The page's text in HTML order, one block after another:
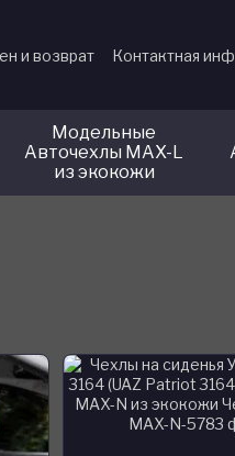
и возврат Контактная
Модельные
Авточехлы MAX-L
из экокожи